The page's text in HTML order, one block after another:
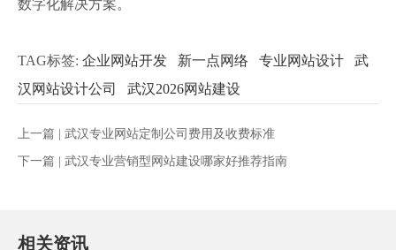
数字化解决方案。
TAG标签: 企业网站开发 新一点网络 专业网站设计
武
汉网站设计公司
武汉2026网站建设
上一篇 | 武汉专业网站定制公司费用及收费标准
下一篇 | 武汉专业营销型网站建设哪家好推荐指南
相关资讯